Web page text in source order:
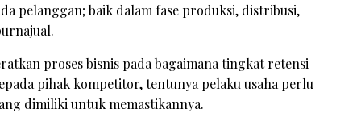
pelanggan; baik dalam fase produksi, distribusi,
proses bisnis pada bagaimana tingkat retensi
pihak kompetitor, tentunya pelaku usaha perlu
dimiliki untuk memastikannya.